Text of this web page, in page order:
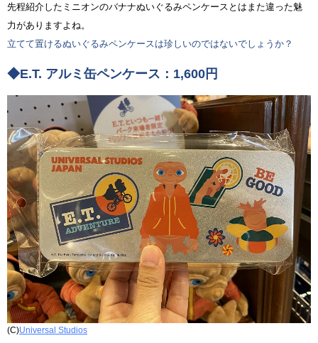
先程紹介したミニオンのバナナぬいぐるみペンケースとはまた違った魅
力がありますよね。
立てて置けるぬいぐるみペンケースは珍しいのではないでしょうか？
◆E.T. アルミ缶ペンケース：1,600円
(C)Universal Studios